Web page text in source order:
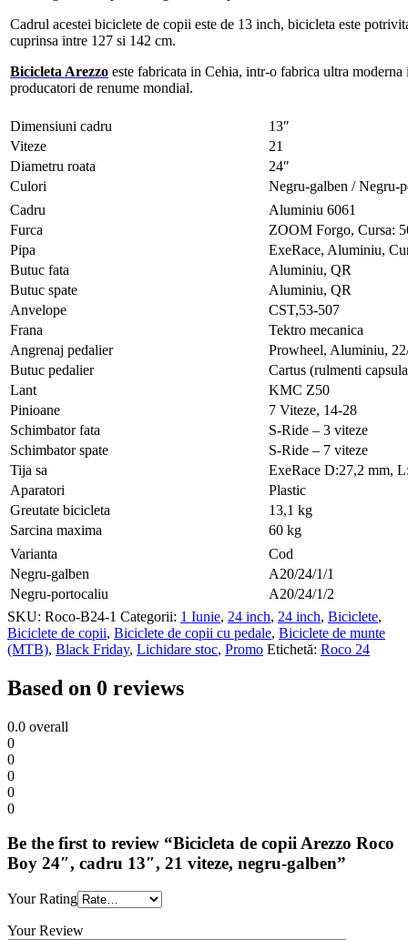
Cadrul acestei biciclete de copii este de 13 inch, bicicleta este
cuprinsa intre 127 si 142 cm.
Bicicleta Arezzo este fabricata in Cehia, intr-o fabrica ultra
producatori de renume mondial.
Dimensiuni cadru
13″
Viteze
21
Diametru roata
24″
Culori
Negru-galben / Negru-
Cadru
Aluminiu 6061
Furca
ZOOM Forgo, Cursa:
Pipa
ExeRace, Aluminiu,
Butuc fata
Aluminiu, QR
Butuc spate
Aluminiu, QR
Anvelope
CST,53-507
Frana
Tektro mecanica
Angrenaj pedalier
Prowheel, Aluminiu,
Butuc pedalier
Cartus (rulmenti
Lant
KMC Z50
Pinioane
7 Viteze, 14-28
Schimbator fata
S-Ride – 3 viteze
Schimbator spate
S-Ride – 7 viteze
Tija sa
ExeRace D:27,2 mm,
Aparatori
Plastic
Greutate bicicleta
13,1 kg
Sarcina maxima
60 kg
Varianta
Cod
Negru-galben
A20/24/1/1
Negru-portocaliu
A20/24/1/2
SKU: Roco-B24-1 Categorii: 1 Iunie, 24 inch, 24 inch, Biciclete,
Biciclete de copii, Biciclete de copii cu pedale, Biciclete de munte
(MTB), Black Friday, Lichidare stoc, Promo Etichetă: Roco 24
Based on 0 reviews
0.0 overall
0
0
0
0
0
Be the first to review “Bicicleta de copii Arezzo Roco
Boy 24″, cadru 13″, 21 viteze, negru-galben”
Your Rating
Your Review